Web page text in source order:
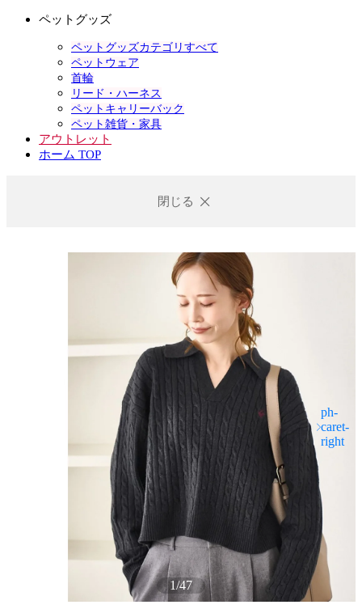
ペットグッズ
ペットグッズカテゴリすべて
ペットウェア
首輪
リード・ハーネス
ペットキャリーバック
ペット雑貨・家具
アウトレット
ホーム TOP
閉じる
1/47